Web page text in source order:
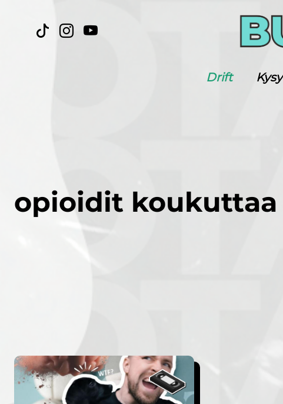
Drift Kysy
opioidit koukuttaa